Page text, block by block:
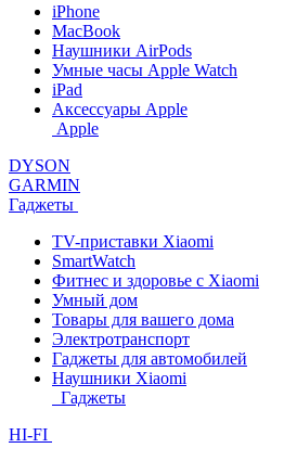
iPhone
MacBook
Наушники AirPods
Умные часы Apple Watch
iPad
Аксессуары Apple
Apple
DYSON
GARMIN
Гаджеты
TV-приставки Xiaomi
SmartWatch
Фитнес и здоровье с Xiaomi
Умный дом
Товары для вашего дома
Электротранспорт
Гаджеты для автомобилей
Наушники Xiaomi
Гаджеты
HI-FI